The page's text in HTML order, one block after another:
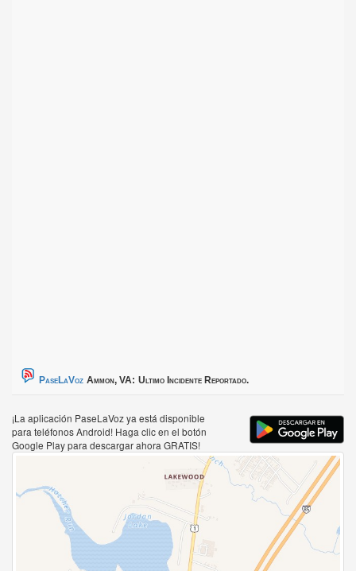
PaseLaVoz Ammon, VA: Ultimo Incidente Reportado.
¡La aplicación PaseLaVoz ya está disponible
para teléfonos Android! Haga clic en el botón
Google Play para descargar ahora GRATIS!